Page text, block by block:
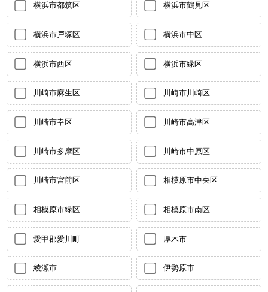
横浜市都筑区 横浜市鶴見区
横浜市戸塚区 横浜市中区
横浜市西区 横浜市緑区
川崎市麻生区 川崎市川崎区
川崎市幸区 川崎市高津区
川崎市多摩区 川崎市中原区
川崎市宮前区 相模原市中央区
相模原市緑区 相模原市南区
愛甲郡愛川町 厚木市
綾瀬市 伊勢原市